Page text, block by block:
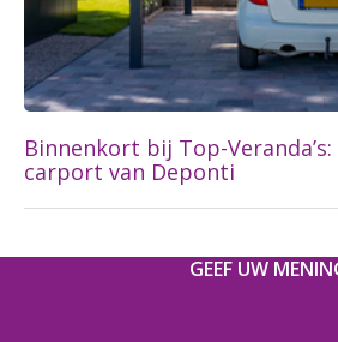
Binnenkort bij Top-Veranda’s:
carport van Deponti
GEEF UW